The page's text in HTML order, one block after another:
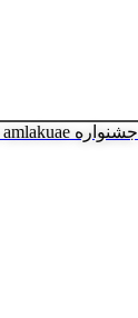
جشنواره amlakuae